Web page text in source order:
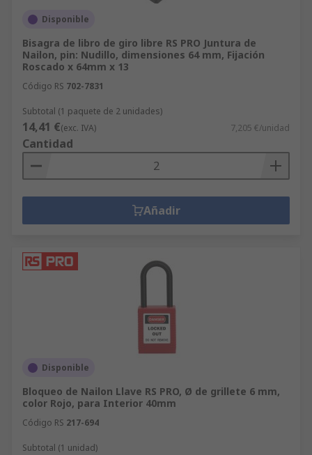
Disponible
Bisagra de libro de giro libre RS PRO Juntura de
Nailon, pin: Nudillo, dimensiones 64 mm, Fijación
Roscado x 64mm x 13
Código RS 702-7831
Subtotal (1 paquete de 2 unidades)
14,41 €(exc. IVA) 7,205 €/unidad
Cantidad
Añadir
Disponible
Bloqueo de Nailon Llave RS PRO, Ø de grillete 6 mm,
color Rojo, para Interior 40mm
Código RS 217-694
Subtotal (1 unidad)